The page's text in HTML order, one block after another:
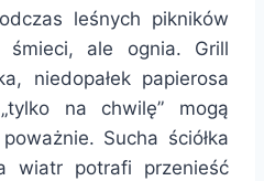
leśnych pikników
śmieci, ale ognia. Grill
niedopałek papierosa
na chwilę” mogą
Sucha ściółka
wiatr potrafi przenieść